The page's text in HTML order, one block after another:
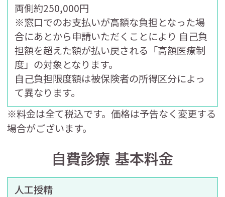
両側約250,000円
※窓口でのお支払いが高額な負担となった場
合にあとから申請いただくことにより 自己負
担額を超えた額が払い戻される「高額医療制
度」の対象となります。
自己負担限度額は被保険者の所得区分によっ
て異なります。
※料金は全て税込です。価格は予告なく変更する
場合がございます。
自費診療 基本料金
人工授精